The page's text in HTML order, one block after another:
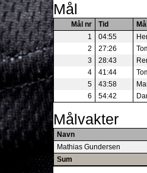
Mål
Mål nr Tid
1
04:55
2
27:26
3
28:43
4
41:44
5
43:58
6
54:42
Målvakter
Navn
Mathias Gundersen
Sum